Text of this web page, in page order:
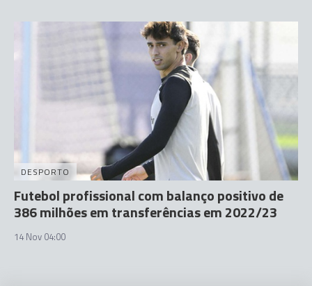
DESPORTO
Futebol profissional com balanço positivo de
386 milhões em transferências em 2022/23
14 Nov 04:00